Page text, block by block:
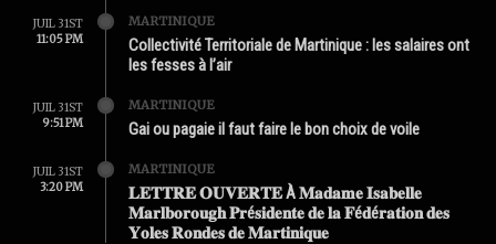
JUIL 31ST
11:05 PM
MARTINIQUE
Collectivité Territoriale de Martinique : les salaires ont
les fesses à l’air
JUIL 31ST
9:51 PM
MARTINIQUE
Gai ou pagaie il faut faire le bon choix de voile
JUIL 31ST
3:20 PM
MARTINIQUE
𝐋𝐄𝐓𝐓𝐑𝐄 𝐎𝐔𝐕𝐄𝐑𝐓𝐄 À 𝐌𝐚𝐝𝐚𝐦𝐞 𝐈𝐬𝐚𝐛𝐞𝐥𝐥𝐞
𝐌𝐚𝐫𝐥𝐛𝐨𝐫𝐨𝐮𝐠𝐡 𝐏𝐫é𝐬𝐢𝐝𝐞𝐧𝐭𝐞 𝐝𝐞 𝐥𝐚 𝐅é𝐝é𝐫𝐚𝐭𝐢𝐨𝐧 𝐝𝐞𝐬
𝐘𝐨𝐥𝐞𝐬 𝐑𝐨𝐧𝐝𝐞𝐬 𝐝𝐞 𝐌𝐚𝐫𝐭𝐢𝐧𝐢𝐪𝐮𝐞